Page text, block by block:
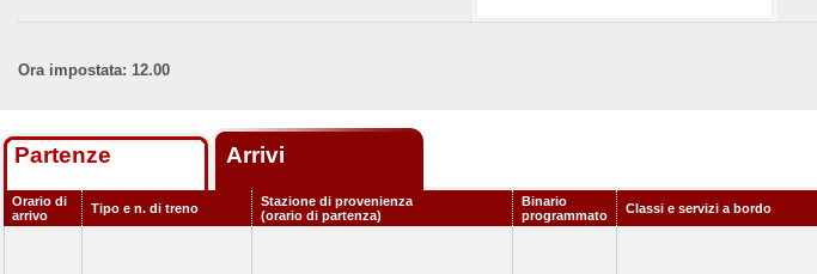
Ora impostata: 12.00
Partenze Arrivi
Orario di
arrivo
Tipo e n. di treno
Stazione di provenienza
(orario di partenza)
Binario
programmato
Classi e servizi a bordo